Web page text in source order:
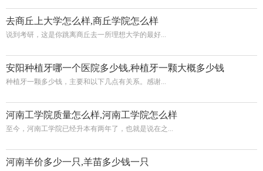
去商丘上大学怎么样,商丘学院怎么样
说到考研，这是你跳离商丘去一所理想大学的最好...
安阳种植牙哪一个医院多少钱,种植牙一颗大概多少钱
种植牙一颗多少钱，主要和以下几点有关系。感谢...
河南工学院质量怎么样,河南工学院怎么样
至今，河南工学院已经升本有两年了，也就是说在之...
河南羊价多少一只,羊苗多少钱一只